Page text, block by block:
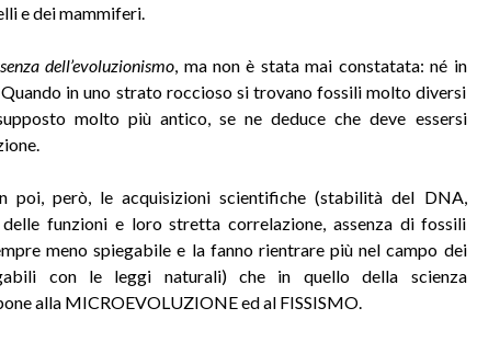
e dei mammiferi.
dell’evoluzionismo , ma non è stata mai constatata: né in
in uno strato roccioso si trovano fossili molto diversi
molto più antico, se ne deduce che deve essersi
poi, però, le acquisizioni scientifiche (stabilità del DNA,
funzioni e loro stretta correlazione, assenza di fossili
meno spiegabile e la fanno rientrare più nel campo dei
con le leggi naturali) che in quello della scienza
alla MICROEVOLUZIONE ed al FISSISMO.